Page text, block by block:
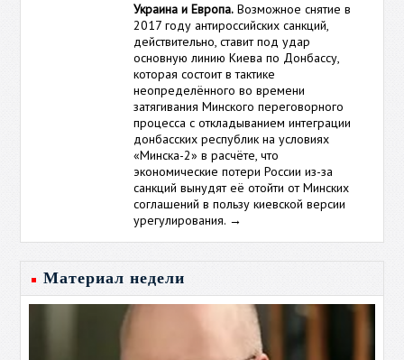
Украина и Европа. Возможное снятие в
2017 году антироссийских санкций,
действительно, ставит под удар
основную линию Киева по Донбассу,
которая состоит в тактике
неопределённого во времени
затягивания Минского переговорного
процесса с откладыванием интеграции
донбасских республик на условиях
«Минска-2» в расчёте, что
экономические потери России из-за
санкций вынудят её отойти от Минских
соглашений в пользу киевской версии
урегулирования. →
Материал недели